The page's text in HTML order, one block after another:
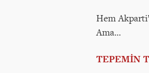
Hem
Ama…
TEPEMİN